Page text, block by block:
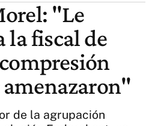
Educación
Deportes
Turismo
Reperfilar
Caras
"Le
la fiscal de
de la agrupación